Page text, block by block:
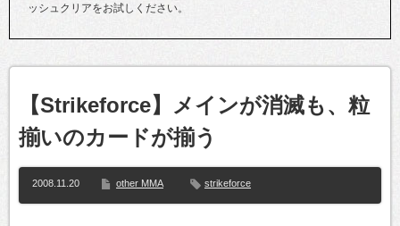
ッシュクリアをお試しください。
【Strikeforce】メインが消滅も、粒
揃いのカードが揃う
2008.11.20 other MMA strikeforce